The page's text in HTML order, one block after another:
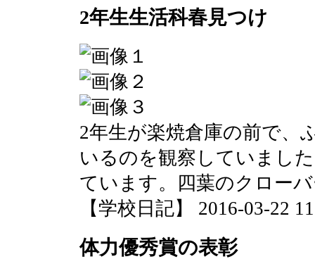
2年生生活科春見つけ
2年生が楽焼倉庫の前で、
いるのを観察していまし
ています。四葉のクロー
【学校日記】 2016-03-22
体力優秀賞の表彰